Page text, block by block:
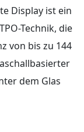
Display ist ein
Technik, die
von bis zu 144
dem Glas